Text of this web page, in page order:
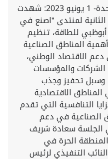
أبوظبي- الإمارات العربية المتحدة- 1 يونيو 2023: شهدت
الثانية لمنتدى "اصنع في
للطاقة، تنظيم
المناطق الصناعية
الاقتصاد الوطني،
الشركات والمؤسسات
وسبل تحفيز وجذب
الاقتصادية
التنافسية التي تقدم
الصناعية في دعم
الجلسة سعادة شريف
الحرة في
التنفيذي لرئيس